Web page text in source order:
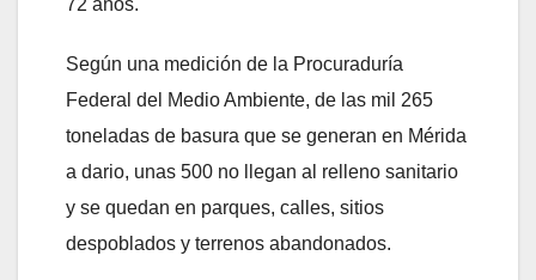
Según una medición de la Procuraduría
Federal del Medio Ambiente, de las mil 265
toneladas de basura que se generan en Mérida
a dario, unas 500 no llegan al relleno sanitario
y se quedan en parques, calles, sitios
despoblados y terrenos abandonados.